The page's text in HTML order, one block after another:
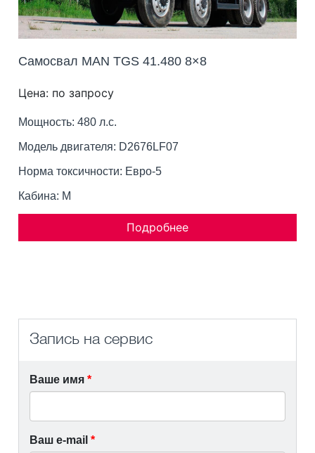
Самосвал MAN TGS 41.480 8×8
Цена: по запросу
Мощность: 480 л.с.
Модель двигателя: D2676LF07
Норма токсичности: Евро-5
Кабина: M
Подробнее
Запись на сервис
Ваше имя*
Ваш e-mail*